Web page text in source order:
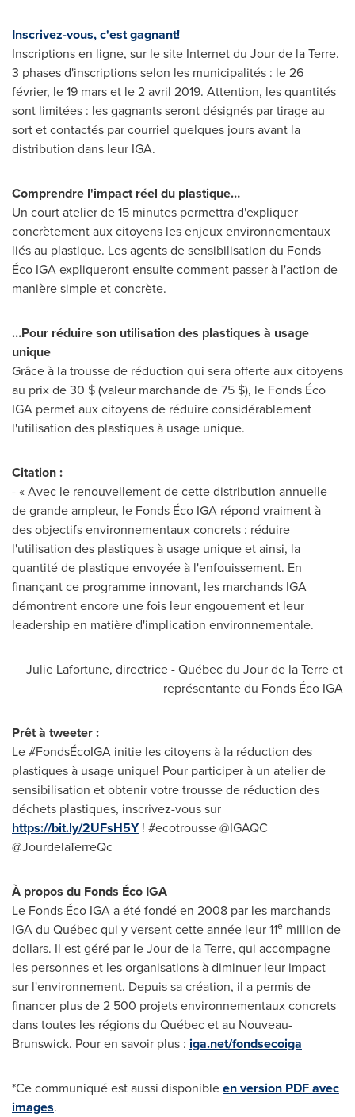
Inscrivez-vous, c'est gagnant!
Inscriptions en ligne, sur le site Internet du Jour de la Terre.
3 phases d'inscriptions selon les municipalités : le 26
février, le 19 mars et le 2 avril 2019. Attention, les quantités
sont limitées : les gagnants seront désignés par tirage au
sort et contactés par courriel quelques jours avant la
distribution dans leur IGA.
Comprendre l'impact réel du plastique…
Un court atelier de 15 minutes permettra d'expliquer
concrètement aux citoyens les enjeux environnementaux
liés au plastique. Les agents de sensibilisation du Fonds
Éco IGA expliqueront ensuite comment passer à l'action de
manière simple et concrète.
…Pour réduire son utilisation des plastiques à usage
unique
Grâce à la trousse de réduction qui sera offerte aux citoyens
au prix de 30 $ (valeur marchande de 75 $), le Fonds Éco
IGA permet aux citoyens de réduire considérablement
l'utilisation des plastiques à usage unique.
Citation :
- « Avec le renouvellement de cette distribution annuelle
de grande ampleur, le Fonds Éco IGA répond vraiment à
des objectifs environnementaux concrets : réduire
l'utilisation des plastiques à usage unique et ainsi, la
quantité de plastique envoyée à l'enfouissement. En
finançant ce programme innovant, les marchands IGA
démontrent encore une fois leur engouement et leur
leadership en matière d'implication environnementale.
Julie Lafortune, directrice - Québec du Jour de la Terreet
représentante du Fonds Éco IGA
Prêt à tweeter :
Le #FondsÉcoIGA initie les citoyens à la réduction des
plastiques à usage unique! Pour participer à un atelier de
sensibilisation et obtenir votre trousse de réduction des
déchets plastiques, inscrivez-vous sur
https://bit.ly/2UFsH5Y! #ecotrousse @IGAQC
@JourdelaTerreQc
À propos du Fonds Éco IGA
Le Fonds Éco IGA a été fondé en 2008 par les marchands
IGA du Québec qui y versent cette année leur 11e million de
dollars. Il est géré par leJour de la Terre, qui accompagne
les personnes et les organisations à diminuer leur impact
sur l'environnement. Depuis sa création, il a permis de
financer plus de 2 500 projets environnementaux concrets
dans toutes les régions du Québec et au Nouveau-
Brunswick. Pour en savoir plus : iga.net/fondsecoiga
*Ce communiqué est aussi disponibleen version PDF avec
images.